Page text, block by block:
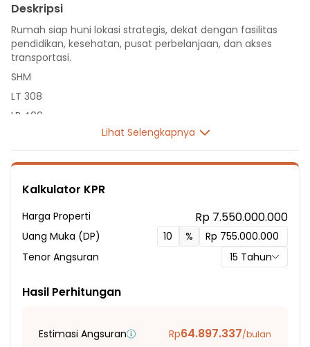
Deskripsi
Rumah siap huni lokasi strategis, dekat dengan fasilitas
pendidikan, kesehatan, pusat perbelanjaan, dan akses
transportasi.
SHM
LT 308
LB 400
Listrik 3500 VA
Sumber Air Tanah
Hadap Barat
Fasilitas Sekitar Hunian:
5 menit ke Sekolah Dasar Negeri Cinere 1
7 menit ke Sekolah Dasar Avicenna Cinere
Lihat Selengkapnya
Kalkulator KPR
Harga Properti Rp 7.550.000.000
Uang Muka (DP)
%
Tenor Angsuran
15 Tahun
Hasil Perhitungan
Estimasi Angsuran Rp64.897.337/bulan